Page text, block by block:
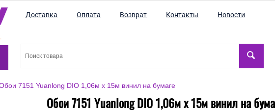
Доставка Оплата Возврат Контакты Новости
7151 Yuanlong DIO 1,06м x 15м винил на бумаге
Обои 7151 Yuanlong DIO 1,06м x 15м винил на